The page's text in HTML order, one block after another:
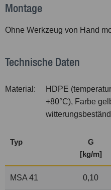
Montage
Ohne Werkzeug von Hand
Technische Daten
Material:
HDPE
+80°C), Farbe
Typ
G
[kg/m]
MSA 41 0,10